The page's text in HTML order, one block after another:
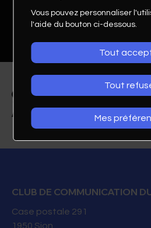
CLUB DE COMMUNICATION
Case postale 291
1950 Sion
Vous pouvez personnaliser
l'aide du bouton ci-dessous.
Tout
Tout
Mes